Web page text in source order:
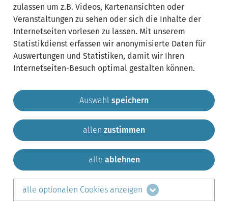
Gemeinde Krailling Impressum
Sitemap
Kontakt
teilen auf:
LinkedIn
zulassen um z.B. Videos, Kartenansichten oder
Veranstaltungen zu sehen oder sich die Inhalte der
Internetseiten vorlesen zu lassen. Mit unserem
Statistikdienst erfassen wir anonymisierte Daten für
Auswertungen und Statistiken, damit wir Ihren
Internetseiten-Besuch optimal gestalten können.
Auswahl speichern
allen zustimmen
alle ablehnen
alle optionalen Cookies anzeigen